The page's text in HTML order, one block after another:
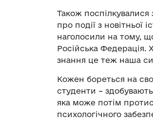
Також
про події з новітньої
наголосили на тому,
Російська Федерація.
знання це теж наша
Кожен бореться на
студенти –
яка може потім
психологічного